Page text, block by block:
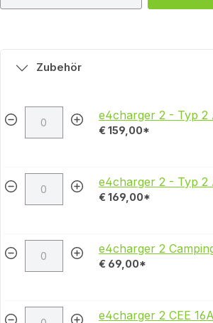
Zubehör
e4charger 2 - Typ 2
€ 159,00*
e4charger 2 - Typ 2
€ 169,00*
e4charger 2
€ 69,00*
e4charger 2 CEE